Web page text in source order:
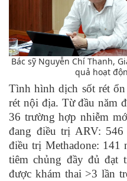
Bác sỹ Nguyễn Chí Thanh,
quả hoạt
Tình hình dịch sốt rét
rét nội địa. Từ đầu năm
36 trường hợp nhiễm
đang điều trị ARV: 546
điều trị Methadone:
tiêm chủng đầy đủ
được khám thai >3 lần